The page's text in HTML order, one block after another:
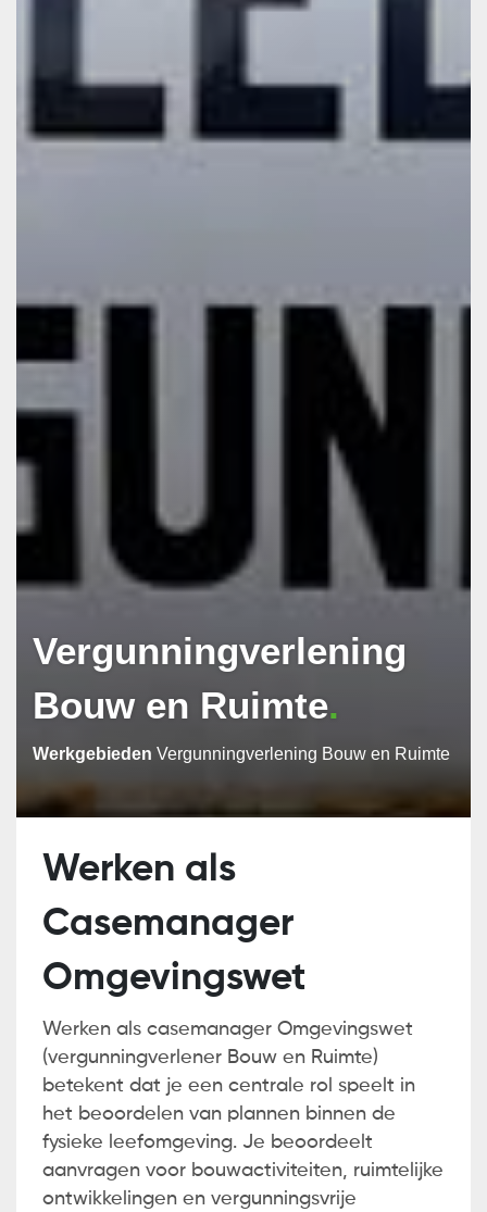
Vergunningverlening
Bouw en Ruimte
Werkgebieden Vergunningverlening Bouw en Ruimte
Werken als
Casemanager
Omgevingswet
Werken als casemanager Omgevingswet
(vergunningverlener Bouw en Ruimte)
betekent dat je een centrale rol speelt in
het beoordelen van plannen binnen de
fysieke leefomgeving. Je beoordeelt
aanvragen voor bouwactiviteiten, ruimtelijke
ontwikkelingen en vergunningsvrije